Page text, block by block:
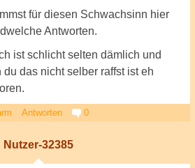
für diesen Schwachsinn hier
Antworten.
ist schlicht selten dämlich und
das nicht selber raffst ist eh
Antworten 0
Nutzer-32385